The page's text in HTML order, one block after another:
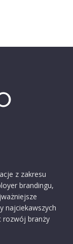
z zakresu
brandingu,
najciekawszych
rozwój branży